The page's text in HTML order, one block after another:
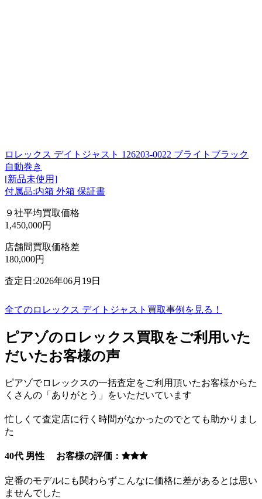
ロレックス デイトジャスト 126203-0022 ブライトブラック
自動巻き
[新品未使用]
付属品:内箱 外箱 保証書
９社平均買取価格
1,450,000円
店舗間買取価格差
180,000円
査定日:2026年06月19日
全てのロレックス デイトジャスト買取事例を見る！
ピアゾのロレックス買取をご利用いた
だいたお客様の声
ピアゾでロレックスの一括査定をご利用頂いたお客様からた
くさんの「ありがとう」をいただいています
忙しくて査定店に行く時間がなかったのでとても助かりまし
た
40代 男性 お客様の評価：
定番のモデルにも関わらずこんなに価格に差があるとは思い
ませんでした